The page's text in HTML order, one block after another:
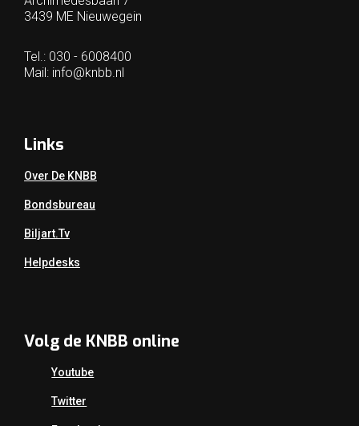
3439 ME Nieuwegein
Tel.: 030 - 6008400
Mail: info@knbb.nl
Links
Over De KNBB
Bondsbureau
Biljart.tv
Helpdesks
Volg de KNBB online
Youtube
Twitter